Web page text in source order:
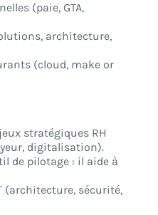
(paie, GTA,
architecture,
(cloud, make or
stratégiques RH
digitalisation).
de pilotage : il aide à
(architecture, sécurité,